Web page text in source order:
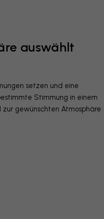
auswählt
setzen und eine
Stimmung in einem
gewünschten Atmosphäre